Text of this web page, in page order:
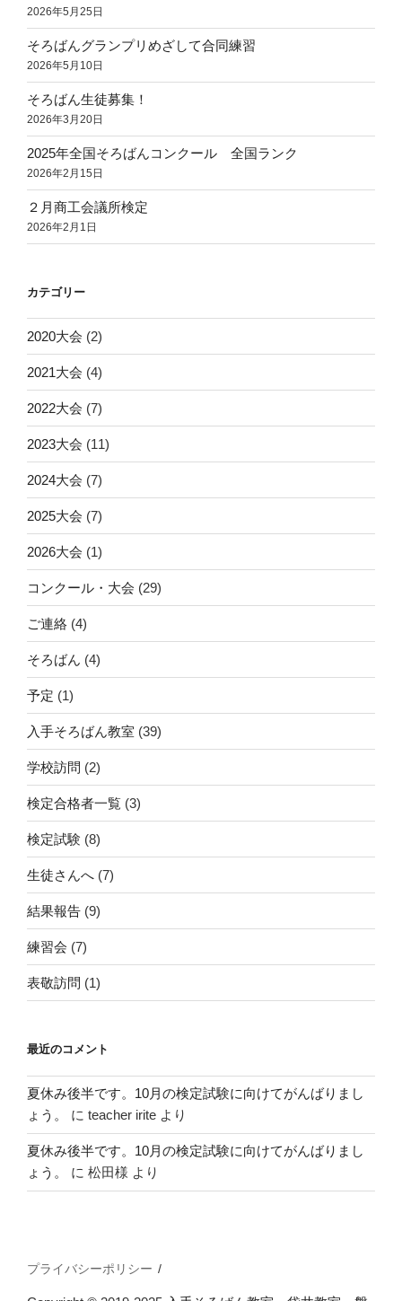
2026年5月25日
そろばんグランプリめざして合同練習
2026年5月10日
そろばん生徒募集！
2026年3月20日
2025年全国そろばんコンクール 全国ランク
2026年2月15日
２月商工会議所検定
2026年2月1日
カテゴリー
2020大会 (2)
2021大会 (4)
2022大会 (7)
2023大会 (11)
2024大会 (7)
2025大会 (7)
2026大会 (1)
コンクール・大会 (29)
ご連絡 (4)
そろばん (4)
予定 (1)
入手そろばん教室 (39)
学校訪問 (2)
検定合格者一覧 (3)
検定試験 (8)
生徒さんへ (7)
結果報告 (9)
練習会 (7)
表敬訪問 (1)
最近のコメント
夏休み後半です。10月の検定試験に向けてがんばりまし
ょう。
に teacher irite より
夏休み後半です。10月の検定試験に向けてがんばりまし
ょう。
に 松田様 より
プライバシーポリシー